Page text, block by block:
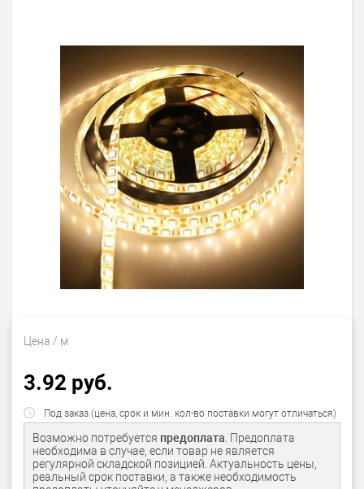
Цена / м
3.92 руб.
Под заказ (цена, срок и мин. кол-во поставки могут отличаться)
Возможно потребуется предоплата. Предоплата
необходима в случае, если товар не является
регулярной складской позицией. Актуальность цены,
реальный срок поставки, а также необходимость